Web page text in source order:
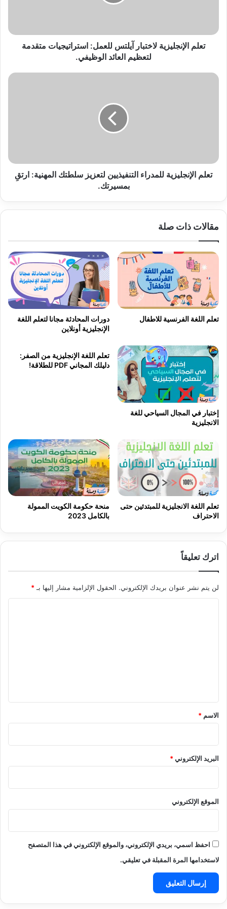
العائد
الوظيفي.تعلم الإنجليزية لاختبار آيلتس للعمل: استراتيجيات متقدمة
لتعظيم العائد الوظيفي.
تعلم
بمسيرتك.
تعلم الإنجليزية للمدراء التنفيذيين لتعزيز سلطتك المهنية: ارتقِ
بمسيرتك.
مقالات ذات صلة
تعلم اللغة الفرنسية للاطفال
دورات المحادثة مجانا لتعلم اللغة
الإنجليزية أونلاين
إختبار في المجال السياحي للغة
الانجليزية
تعلم اللغة الإنجليزية من الصفر:
دليلك المجاني PDF للطلاقة!
تعلم اللغة الانجليزية للمبتدئين حتى
الاحتراف
منحة حكومة الكويت الممولة
بالكامل 2023
اترك تعليقاً
لن يتم نشر عنوان بريدك الإلكتروني. الحقول الإلزامية مشار إليها بـ*
*
الاسم *
البريد الإلكتروني*
الموقع الإلكتروني
احفظ اسمي، بريدي الإلكتروني، والموقع الإلكتروني في هذا المتصفح
لاستخدامها المرة المقبلة في تعليقي.